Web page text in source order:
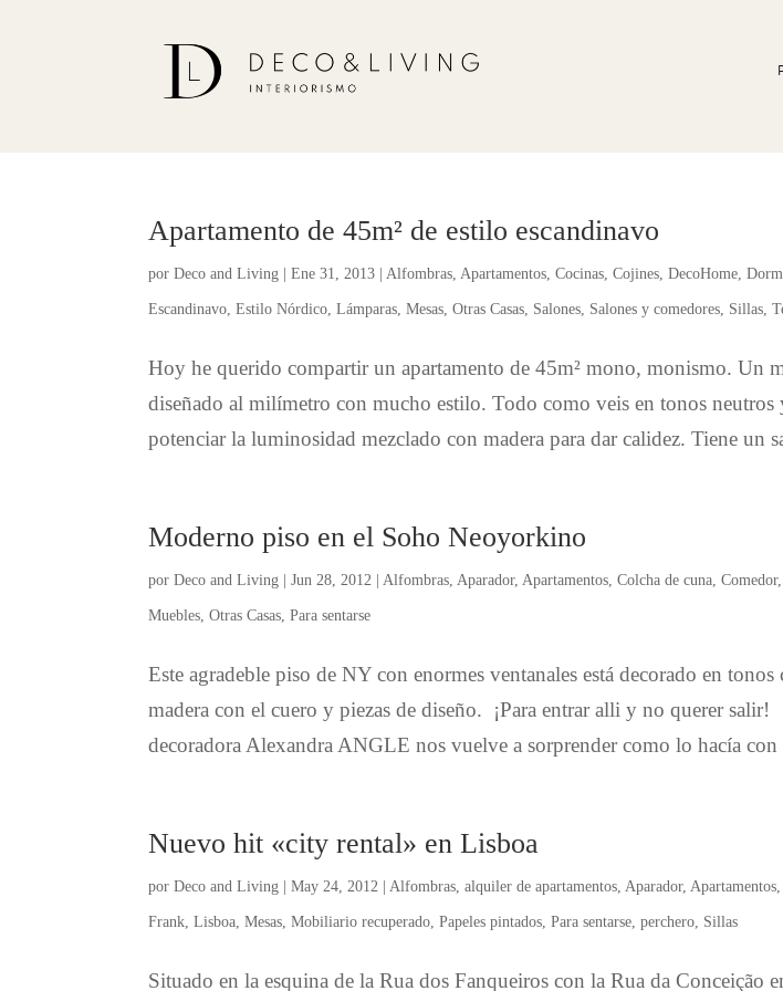
Apartamento de 45m² de estilo escandinavo
porDeco and Living |Ene 31, 2013 Alfombras Apartamentos ,Cocinas ,Cojines ,DecoHome ,
Escandinavo ,Estilo Nórdico ,Lámparas ,Mesas ,Otras Casas Salones Salones y comedores Sillas ,
Hoy he querido compartir un apartamento de 45m² mono, monismo. Un
diseñado al milímetro con mucho estilo. Todo como veis en tonos neutros
potenciar la luminosidad mezclado con madera para dar calidez. Tiene un
Moderno piso en el Soho Neoyorkino
porDeco and Living |Jun 28, 2012 Alfombras Aparador, Apartamentos ,Colcha de cuna ,Comedor
Muebles ,Otras Casas ,Para sentarse
Este agradeble piso de NY con enormes ventanales está decorado en
madera con el cuero y piezas de diseño. ¡Para entrar alli y no querer
decoradora Alexandra ANGLE nos vuelve a sorprender como lo hacía con
Nuevo hit «city rental» en Lisboa
porDeco and Living |May 24, 2012 Alfombras ,alquiler de apartamentos Aparador, Apartamentos
Frank ,Lisboa ,Mesas ,Mobiliario recuperado ,Papeles pintados ,Para sentarse ,perchero Sillas
Situado en la esquina de la Rua dos Fanqueiros con la Rua da Conceição